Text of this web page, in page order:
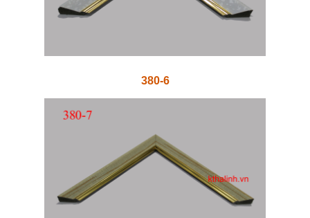
380-6